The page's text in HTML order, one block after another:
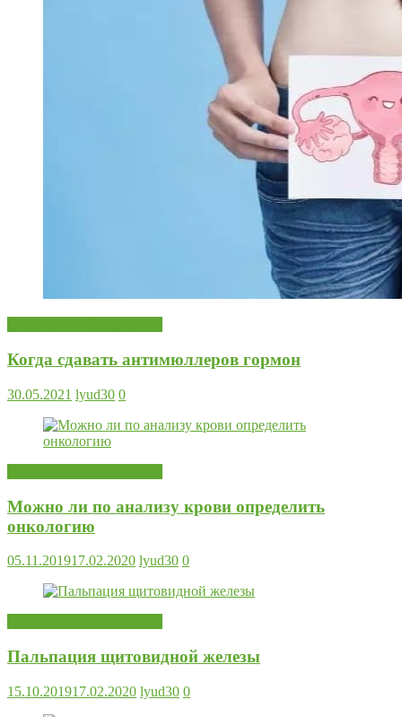
Когда сдавать антимюллеров гормон
30.05.2021 lyud30 0
Можно ли по анализу крови определить
онкологию
05.11.201917.02.2020 lyud30 0
Пальпация щитовидной железы
15.10.201917.02.2020 lyud30 0